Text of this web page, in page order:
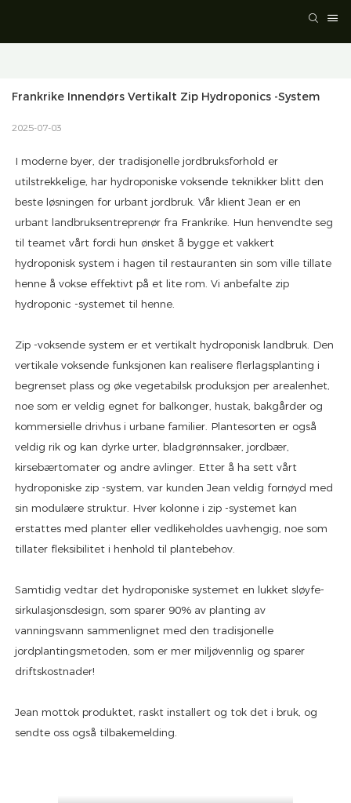
Frankrike Innendørs Vertikalt Zip Hydroponics -system
2025-07-03
I moderne byer, der tradisjonelle jordbruksforhold er
utilstrekkelige, har hydroponiske voksende teknikker blitt den
beste løsningen for urbant jordbruk. Vår klient Jean er en
urbant landbruksentreprenør fra Frankrike. Hun henvendte seg
til teamet vårt fordi hun ønsket å bygge et vakkert
hydroponisk system i hagen til restauranten sin som ville tillate
henne å vokse effektivt på et lite rom. Vi anbefalte zip
hydroponic -systemet til henne.
Zip -voksende system er et vertikalt hydroponisk landbruk. Den
vertikale voksende funksjonen kan realisere flerlagsplanting i
begrenset plass og øke vegetabilsk produksjon per arealenhet,
noe som er veldig egnet for balkonger, hustak, bakgårder og
kommersielle drivhus i urbane familier. Plantesorten er også
veldig rik og kan dyrke urter, bladgrønnsaker, jordbær,
kirsebærtomater og andre avlinger. Etter å ha sett vårt
hydroponiske zip -system, var kunden Jean veldig fornøyd med
sin modulære struktur. Hver kolonne i zip -systemet kan
erstattes med planter eller vedlikeholdes uavhengig, noe som
tillater fleksibilitet i henhold til plantebehov.
Samtidig vedtar det hydroponiske systemet en lukket sløyfe-
sirkulasjonsdesign, som sparer 90% av planting av
vanningsvann sammenlignet med den tradisjonelle
jordplantingsmetoden, som er mer miljøvennlig og sparer
driftskostnader!
Jean mottok produktet, raskt installert og tok det i bruk, og
sendte oss også tilbakemelding.